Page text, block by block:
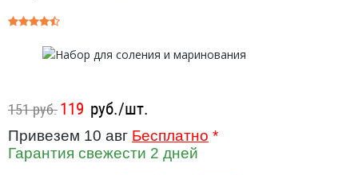
151 руб.119 руб./шт.
Привезем 10 авг Бесплатно *
Гарантия свежести 2 дней